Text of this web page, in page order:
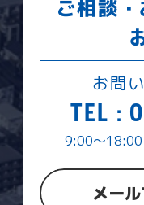
ご相談
お問
TEL :
9:00～18:00
メー